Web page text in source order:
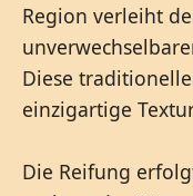
Region verleiht
Diese
einzigartige
Die Reifung